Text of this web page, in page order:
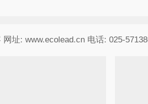
网址: www.ecolead.cn 电话: 025-